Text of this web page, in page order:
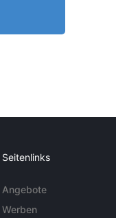
Seitenlinks
Angebote
Werben